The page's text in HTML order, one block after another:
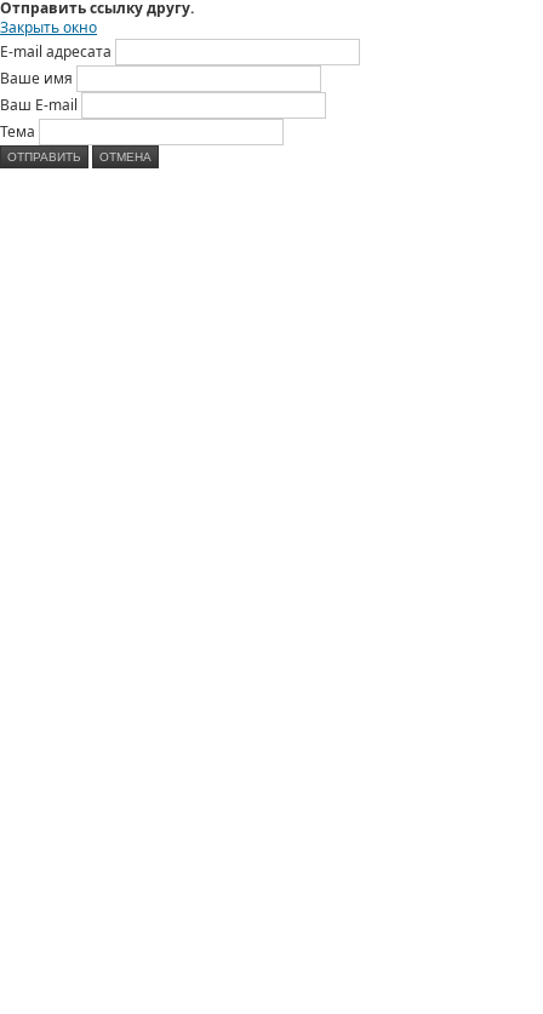
Отправить ссылку другу.
Закрыть окно
E-mail адресата
Ваше имя
Ваш E-mail
Тема
ОТПРАВИТЬ ОТМЕНА